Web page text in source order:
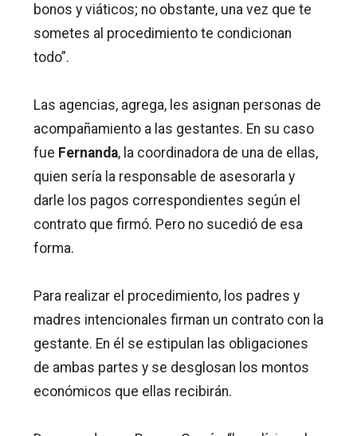
bonos y viáticos; no obstante, una vez que te
sometes al procedimiento te condicionan
todo”.
Las agencias, agrega, les asignan personas de
acompañamiento a las gestantes. En su caso
fue Fernanda, la coordinadora de una de ellas,
quien sería la responsable de asesorarla y
darle los pagos correspondientes según el
contrato que firmó. Pero no sucedió de esa
forma.
Para realizar el procedimiento, los padres y
madres intencionales firman un contrato con la
gestante. En él se estipulan las obligaciones
de ambas partes y se desglosan los montos
económicos que ellas recibirán.